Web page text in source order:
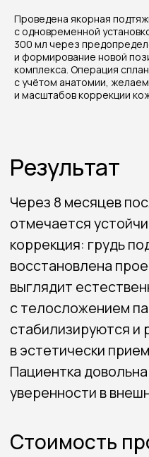
Проведена якорная
с одновременной
300 мл через
и формирование новой
комплекса. Операция
с учётом анатомии,
и масштабов коррекции
Стоимость
от 350 000 до 420
Навигация
Связаться со мной
Обо
Прайс Акции
Портфолио
8 (983) 304-33-04